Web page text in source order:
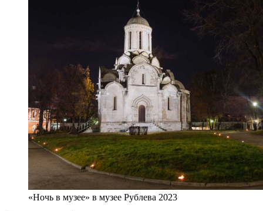
«Ночь в музее» в музее Рублева 2023